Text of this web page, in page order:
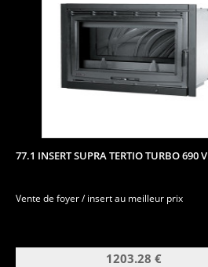
77.1 INSERT SUPRA TERTIO TURBO 690 V
Vente de foyer / insert au meilleur prix
1203.28 €